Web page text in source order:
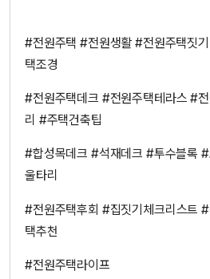
#전원주택 #전원생활 #전원주택짓
택조경
#전원주택데크 #전원주택테라스 #
리 #주택건축팁
#합성목데크 #석재데크 #투수블록
울타리
#전원주택후회 #집짓기체크리스트
택추천
#전원주택라이프